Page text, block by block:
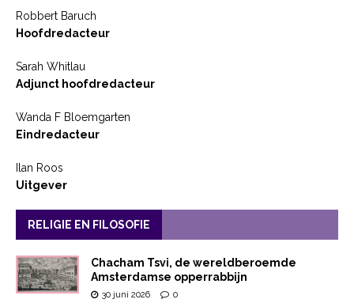
Robbert Baruch
Hoofdredacteur
Sarah Whitlau
Adjunct hoofdredacteur
Wanda F Bloemgarten
Eindredacteur
Ilan Roos
Uitgever
RELIGIE EN FILOSOFIE
Chacham Tsvi, de wereldberoemde
Amsterdamse opperrabbijn
30 juni 2026 0